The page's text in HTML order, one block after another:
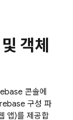
객체
콘솔에
구성 파
앱)를 제공합